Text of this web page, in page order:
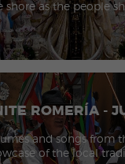
shore as the people
ROMERÍA -
and songs from
of the local